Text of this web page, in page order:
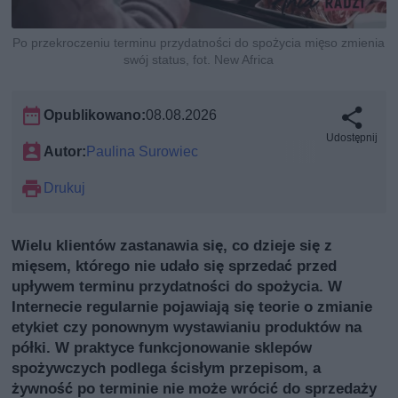
Po przekroczeniu terminu przydatności do spożycia mięso zmienia
swój status, fot. New Africa
Opublikowano:08.08.2026
Autor:Paulina Surowiec
Drukuj
Udostępnij
Wielu klientów zastanawia się, co dzieje się z
mięsem, którego nie udało się sprzedać przed
upływem terminu przydatności do spożycia. W
Internecie regularnie pojawiają się teorie o zmianie
etykiet czy ponownym wystawianiu produktów na
półki. W praktyce funkcjonowanie sklepów
spożywczych podlega ścisłym przepisom, a
żywność po terminie nie może wrócić do sprzedaży